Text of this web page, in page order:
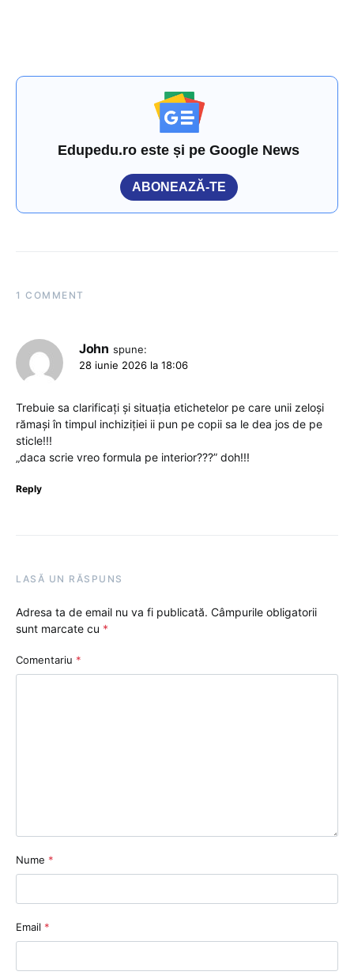
Edupedu.ro este și pe Google News
ABONEAZĂ-TE
1 COMMENT
John spune:
28 iunie 2026 la 18:06
Trebuie sa clarificați și situația etichetelor pe care unii zeloși
rămași în timpul inchiziției ii pun pe copii sa le dea jos de pe
sticle!!!
„daca scrie vreo formula pe interior???” doh!!!
Reply
LASĂ UN RĂSPUNS
Adresa ta de email nu va fi publicată. Câmpurile obligatorii
sunt marcate cu *
Comentariu *
Nume *
Email *